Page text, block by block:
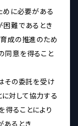
めに必要がある
困難であるとき
成の推進のため
同意を得ること
その委託を受け
対して協力する
得ることにより
あるとき